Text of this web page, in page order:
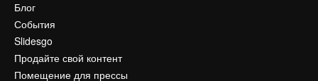
Блог
События
Slidesgo
Продайте свой контент
Помещение для прессы